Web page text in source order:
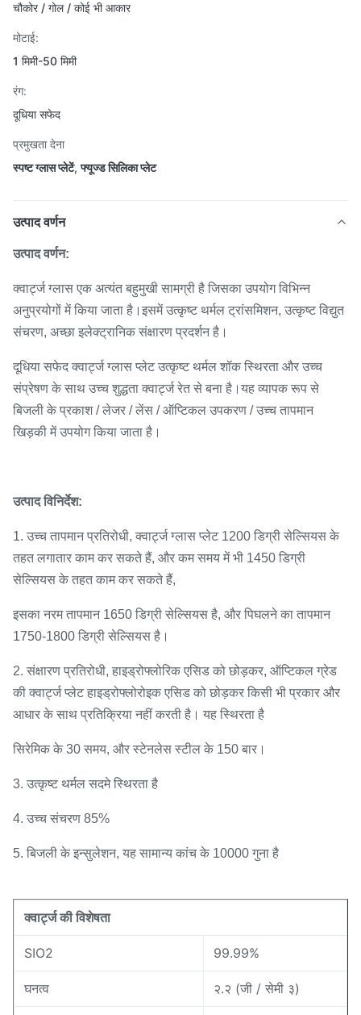
चौकोर / गोल / कोई भी आकार
मोटाई:
1 मिमी-50 मिमी
रंग:
दूधिया सफेद
प्रमुखता देना
स्पष्ट ग्लास प्लेटें,फ्यूज्ड सिलिका प्लेट
उत्पाद वर्णन
उत्पाद वर्णन:
क्वार्ट्ज ग्लास एक अत्यंत बहुमुखी सामग्री है जिसका उपयोग विभिन्न
अनुप्रयोगों में किया जाता है।इसमें उत्कृष्ट थर्मल ट्रांसमिशन, उत्कृष्ट विद्युत
संचरण, अच्छा इलेक्ट्रानिक संक्षारण प्रदर्शन है।
दूधिया सफेद क्वार्ट्ज ग्लास प्लेट उत्कृष्ट थर्मल शॉक स्थिरता और उच्च
संप्रेषण के साथ उच्च शुद्धता क्वार्ट्ज रेत से बना है।यह व्यापक रूप से
बिजली के प्रकाश / लेजर / लेंस / ऑप्टिकल उपकरण / उच्च तापमान
खिड़की में उपयोग किया जाता है।
उत्पाद विनिर्देश:
1. उच्च तापमान प्रतिरोधी, क्वार्ट्ज ग्लास प्लेट 1200 डिग्री सेल्सियस के
तहत लगातार काम कर सकते हैं, और कम समय में भी 1450 डिग्री
सेल्सियस के तहत काम कर सकते हैं,
इसका नरम तापमान 1650 डिग्री सेल्सियस है, और पिघलने का तापमान
1750-1800 डिग्री सेल्सियस है।
2. संक्षारण प्रतिरोधी, हाइड्रोफ्लोरिक एसिड को छोड़कर, ऑप्टिकल ग्रेड
की क्वार्ट्ज प्लेट हाइड्रोफ्लोरोइक एसिड को छोड़कर किसी भी प्रकार और
आधार के साथ प्रतिक्रिया नहीं करती है। यह स्थिरता है
सिरेमिक के 30 समय, और स्टेनलेस स्टील के 150 बार।
3. उत्कृष्ट थर्मल सदमे स्थिरता है
4. उच्च संचरण 85%
5. बिजली के इन्सुलेशन, यह सामान्य कांच के 10000 गुना है
क्वार्ट्ज की विशेषता
SIO2 99.99%
घनत्व २.२ (जी / सेमी ३)